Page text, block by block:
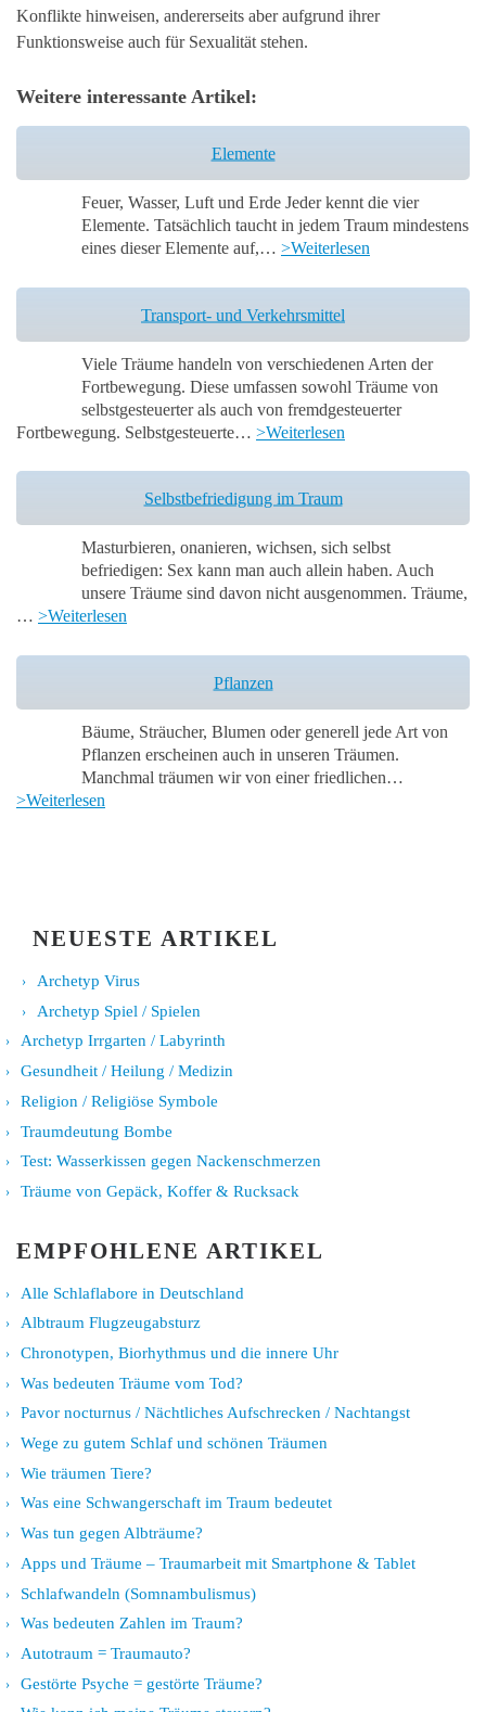
Konflikte hinweisen, andererseits aber aufgrund ihrer
Funktionsweise auch für Sexualität stehen.
Weitere interessante Artikel:
Elemente
Feuer, Wasser, Luft und Erde Jeder kennt die vier
Elemente. Tatsächlich taucht in jedem Traum mindestens
eines dieser Elemente auf,… >Weiterlesen
Transport- und Verkehrsmittel
Viele Träume handeln von verschiedenen Arten der
Fortbewegung. Diese umfassen sowohl Träume von
selbstgesteuerter als auch von fremdgesteuerter
Fortbewegung. Selbstgesteuerte… >Weiterlesen
Selbstbefriedigung im Traum
Masturbieren, onanieren, wichsen, sich selbst
befriedigen: Sex kann man auch allein haben. Auch
unsere Träume sind davon nicht ausgenommen. Träume,
… >Weiterlesen
Pflanzen
Bäume, Sträucher, Blumen oder generell jede Art von
Pflanzen erscheinen auch in unseren Träumen.
Manchmal träumen wir von einer friedlichen…
>Weiterlesen
NEUESTE ARTIKEL
Archetyp Virus
Archetyp Spiel / Spielen
Archetyp Irrgarten / Labyrinth
Gesundheit / Heilung / Medizin
Religion / Religiöse Symbole
Traumdeutung Bombe
Test: Wasserkissen gegen Nackenschmerzen
Träume von Gepäck, Koffer & Rucksack
EMPFOHLENE ARTIKEL
Alle Schlaflabore in Deutschland
Albtraum Flugzeugabsturz
Chronotypen, Biorhythmus und die innere Uhr
Was bedeuten Träume vom Tod?
Pavor nocturnus / Nächtliches Aufschrecken / Nachtangst
Wege zu gutem Schlaf und schönen Träumen
Wie träumen Tiere?
Was eine Schwangerschaft im Traum bedeutet
Was tun gegen Albträume?
Apps und Träume – Traumarbeit mit Smartphone & Tablet
Schlafwandeln (Somnambulismus)
Was bedeuten Zahlen im Traum?
Autotraum = Traumauto?
Gestörte Psyche = gestörte Träume?